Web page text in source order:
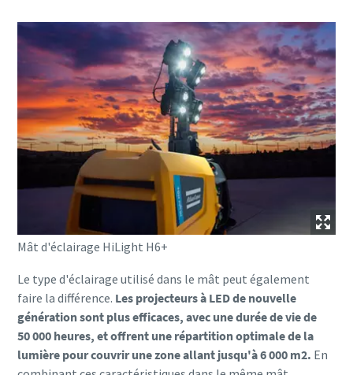
Mât d'éclairage HiLight H6+
Le type d'éclairage utilisé dans le mât peut également
faire la différence. Les projecteurs à LED de nouvelle
génération sont plus efficaces, avec une durée de vie de
50 000 heures, et offrent une répartition optimale de la
lumière pour couvrir une zone allant jusqu'à 6 000 m2. En